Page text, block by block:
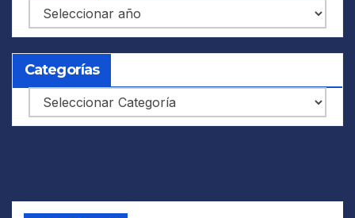
Archivos
Categorías
Categorías